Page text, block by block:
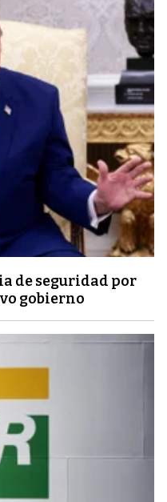
de seguridad por
gobierno